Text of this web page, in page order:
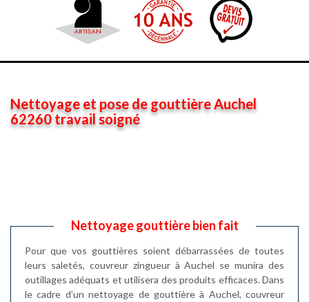
Nettoyage et pose de gouttière Auchel
62260 travail soigné
Nettoyage gouttière bien fait
Pour que vos gouttières soient débarrassées de toutes
leurs saletés, couvreur zingueur à Auchel se munira des
outillages adéquats et utilisera des produits efficaces. Dans
le cadre d’un nettoyage de gouttière à Auchel, couvreur